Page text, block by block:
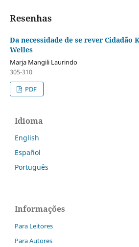
Resenhas
Da necessidade de se rever Cidadão
Welles
Marja Mangili Laurindo
305-310
PDF
Idioma
English
Español
Português
Informações
Para Leitores
Para Autores